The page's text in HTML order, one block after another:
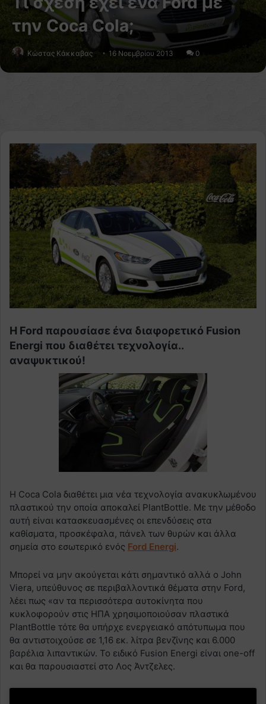
την Coca Cola;
Κώστας Κάκκαβας 16 Νοεμβρίου 2013 0
Η Ford παρουσίασε ένα διαφορετικό Fusion
Energi που διαθέτει τεχνολογία..
αναψυκτικού!
Η Coca Cola διαθέτει μια νέα τεχνολογία ανακυκλωμένου
πλαστικού την οποία αποκαλεί PlantBottle. Με την μέθοδο
αυτή είναι κατασκευασμένες οι επενδύσεις στα
καθίσματα, προσκέφαλα, πάνελ των θυρών και άλλα
σημεία στο εσωτερικό ενός Ford Energi.
Μπορεί να μην ακούγεται κάτι σημαντικό αλλά ο John
Viera, υπεύθυνος σε περιβαλλοντικά θέματα στην Ford,
λέει πως «αν τα περισσότερα αυτοκίνητα που
κυκλοφορούν στις ΗΠΑ χρησιμοποιούσαν πλαστικά
PlantBottle τότε θα υπήρχε ενεργειακό απότυπωμα που
θα αντιστοιχούσε σε 1,16 εκ. λίτρα βενζίνης και 6.000
βαρέλια λιπαντικών. Το ειδικό Fusion Energi είναι one-off
και θα παρουσιαστεί στο Λος Άντζελες.